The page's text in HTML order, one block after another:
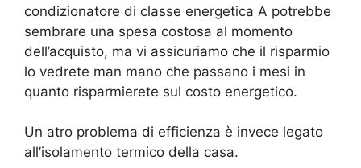
condizionatore di classe energetica A potrebbe
sembrare una spesa costosa al momento
dell’acquisto, ma vi assicuriamo che il risparmio
lo vedrete man mano che passano i mesi in
quanto risparmierete sul costo energetico.
Un atro problema di efficienza è invece legato
all’isolamento termico della casa.